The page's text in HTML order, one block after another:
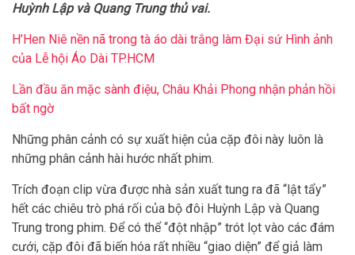
Huỳnh Lập và Quang Trung thủ vai.
H’Hen Niê nền nã trong tà áo dài trắng làm Đại sứ Hình ảnh
của Lễ hội Áo Dài TP.HCM
Lần đầu ăn mặc sành điệu, Châu Khải Phong nhận phản hồi
bất ngờ
Những phân cảnh có sự xuất hiện của cặp đôi này luôn là
những phân cảnh hài hước nhất phim.
Trích đoạn clip vừa được nhà sản xuất tung ra đã “lật tẩy”
hết các chiêu trò phá rối của bộ đôi Huỳnh Lập và Quang
Trung trong phim. Để có thể “đột nhập” trót lọt vào các đám
cưới, cặp đôi đã biến hóa rất nhiều “giao diện” để giả làm